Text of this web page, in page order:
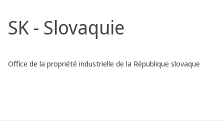
SK - Slovaquie
Office de la propriété industrielle de la République slovaque